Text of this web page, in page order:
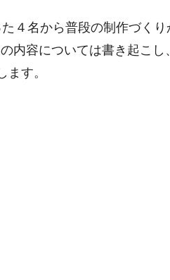
４名から普段の制作づく
内容については書き起こし
す。